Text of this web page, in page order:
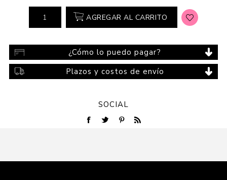
AGREGAR AL CARRITO
¿Cómo lo puedo pagar?
Plazos y costos de envío
SOCIAL